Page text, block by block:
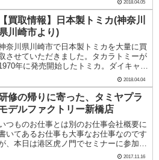
、ある意味、その方の嗜好が裏側から見
えてきます。ここにないものは作られて飾
れていただろ...
2018.04.05
【買取情報】日本製トミカ(神奈川
川崎市より)
奈川県川崎市で日本製トミカを大量に買
させていただきました。タカラトミーが
年に発売開始したトミカ。ダイキャス
ト製で塗装も焼き付け塗装、サスペンショ
もきいてもちろんちゃんと走る。それが
供の手のひらに乗るわけですから、人気
にならな...
2018.04.04
修の帰りに寄った、タミヤプラ
デルファクトリー新橋店
つものお仕事とは別のお仕事会社概要に
いてあるお仕事も大事なお仕事なのです
、本日は港区虎ノ門でセミナーに参加し
てきました。電脳遊幻組は主にWebを利用
2017.11.16